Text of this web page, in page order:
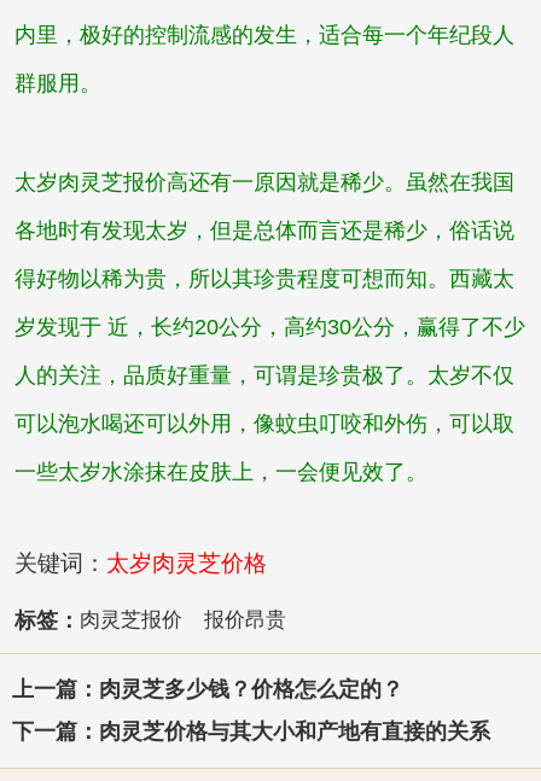
内里，极好的控制流感的发生，适合每一个年纪段人
群服用。
太岁肉灵芝报价高还有一原因就是稀少。虽然在我国
各地时有发现太岁，但是总体而言还是稀少，俗话说
得好物以稀为贵，所以其珍贵程度可想而知。 西藏太
岁发现于 近，长约20公分，高约30公分，赢得了不少
人的关注，品质好重量，可谓是珍贵极了。太岁不仅
可以泡水喝还可以外用，像蚊虫叮咬和外伤，可以取
一些太岁水涂抹在皮肤上，一会便见效了。
关键词： 太岁肉灵芝价格
标签： 肉灵芝报价 报价昂贵
上一篇：肉灵芝多少钱？价格怎么定的？
下一篇：肉灵芝价格与其大小和产地有直接的关系